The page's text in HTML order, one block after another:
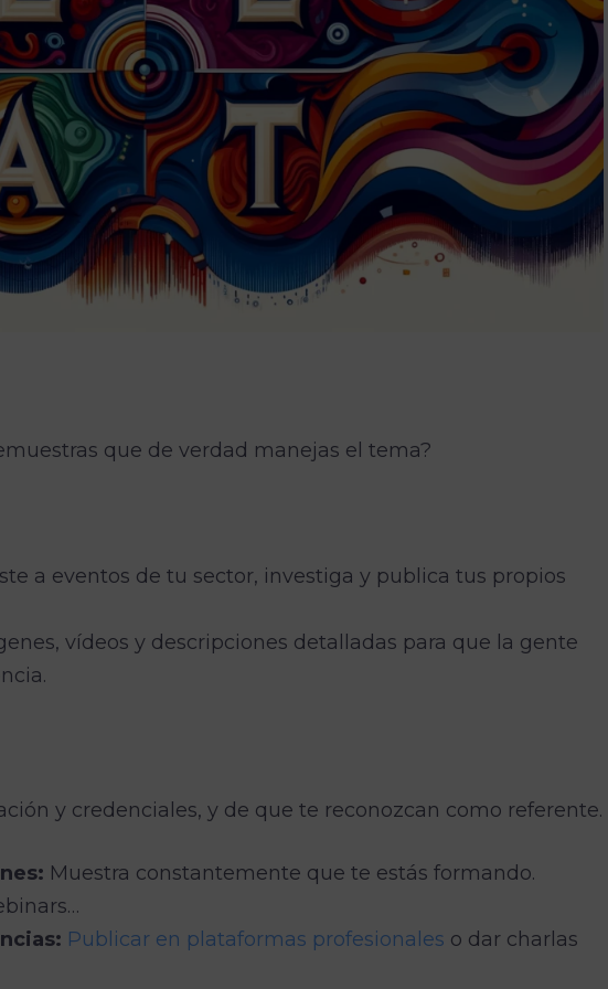
que de verdad manejas el tema?
a eventos de tu sector, investiga y publica tus propios
vídeos y descripciones detalladas para que la gente
y credenciales, y de que te reconozcan como referente.
Muestra constantemente que te estás formando.
Publicar en plataformas profesionales o dar charlas